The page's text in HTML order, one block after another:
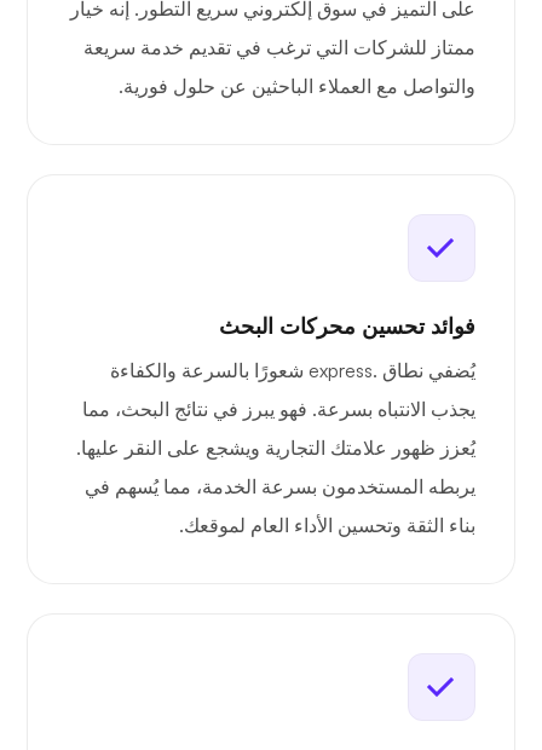
على التميز في سوق إلكتروني سريع التطور. إنه خيار
ممتاز للشركات التي ترغب في تقديم خدمة سريعة
والتواصل مع العملاء الباحثين عن حلول فورية.
فوائد تحسين محركات البحث
يُضفي نطاق .express شعورًا بالسرعة والكفاءة
يجذب الانتباه بسرعة. فهو يبرز في نتائج البحث، مما
يُعزز ظهور علامتك التجارية ويشجع على النقر عليها.
يربطه المستخدمون بسرعة الخدمة، مما يُسهم في
بناء الثقة وتحسين الأداء العام لموقعك.